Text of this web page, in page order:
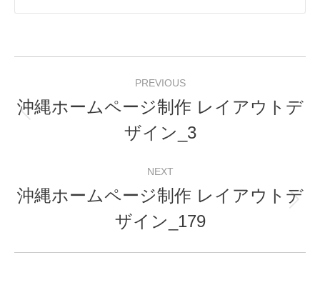
navigation
PREVIOUS
Previous
post:
沖縄ホームページ制作 レイアウトデ
ザイン_3
NEXT
Next
post:
沖縄ホームページ制作 レイアウトデ
ザイン_179